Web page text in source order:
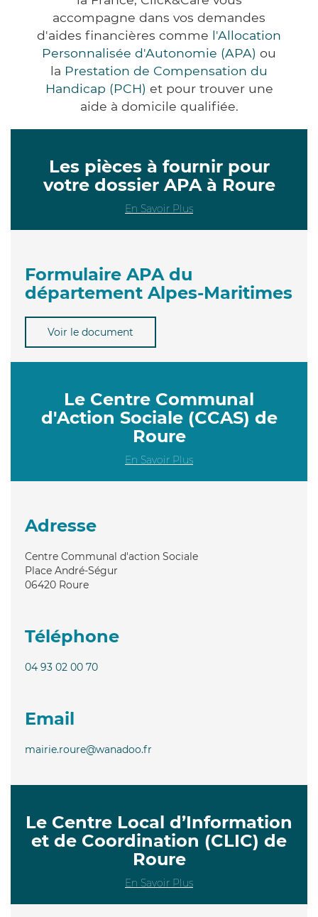
accompagne dans vos demandes
d'aides financières comme l'Allocation
Personnalisée d'Autonomie (APA) ou
la Prestation de Compensation du
Handicap (PCH) et pour trouver une
aide à domicile qualifiée.
Les pièces à fournir pour
votre dossier APA à Roure
En Savoir Plus
Formulaire APA du
département Alpes-Maritimes
Voir le document
Le Centre Communal
d'Action Sociale (CCAS) de
Roure
En Savoir Plus
Adresse
Centre Communal d'action Sociale
Place André-Ségur
06420 Roure
Téléphone
04 93 02 00 70
Email
mairie.roure@wanadoo.fr
Le Centre Local d’Information
et de Coordination (CLIC) de
Roure
En Savoir Plus